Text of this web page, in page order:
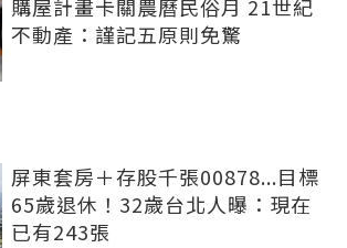
購屋計畫卡關農曆民俗月 21世紀
不動產：謹記五原則免驚
屏東套房＋存股千張00878...目標
65歲退休！32歲台北人曝：現在
已有243張